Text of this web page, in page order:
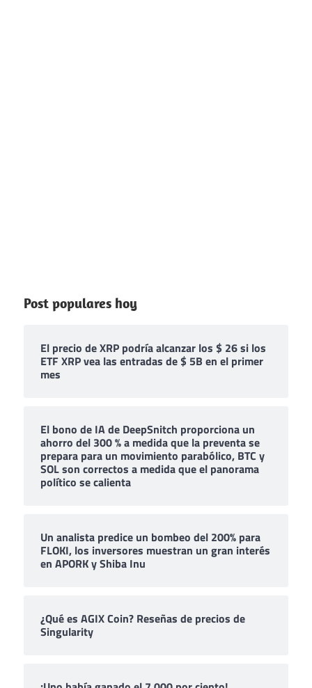
Post populares hoy
El precio de XRP podría alcanzar los $ 26 si los
ETF XRP vea las entradas de $ 5B en el primer
mes
El bono de IA de DeepSnitch proporciona un
ahorro del 300 % a medida que la preventa se
prepara para un movimiento parabólico, BTC y
SOL son correctos a medida que el panorama
político se calienta
Un analista predice un bombeo del 200% para
FLOKI, los inversores muestran un gran interés
en APORK y Shiba Inu
¿Qué es AGIX Coin? Reseñas de precios de
Singularity